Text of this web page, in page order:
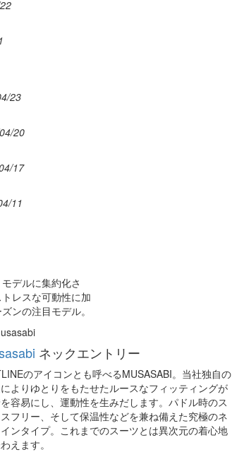
23
20
17
11
デルに集約化さ
レスな可動性に加
ンの注目モデル。
ネックエントリー
のアイコンとも呼べるMUSASABI。当社独自の
よりゆとりをもたせたルースなフィッティングが
容易にし、運動性を生みだします。パドル時のス
スフリー、そして保温性などを兼ね備えた究極のネ
ンタイプ。これまでのスーツとは異次元の着心地
えます。